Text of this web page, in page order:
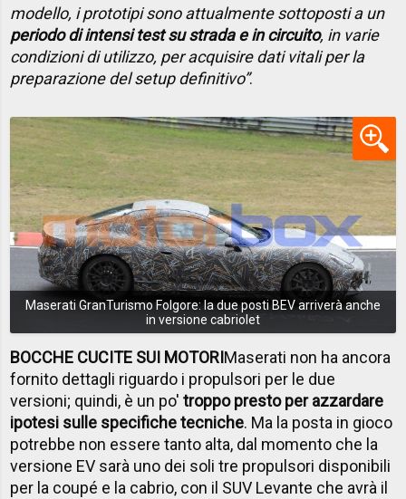
modello, i prototipi sono attualmente sottoposti a un
periodo di intensi test su strada e in circuito, in varie
condizioni di utilizzo, per acquisire dati vitali per la
preparazione del setup definitivo”.
Maserati GranTurismo Folgore: la due posti BEV arriverà anche
in versione cabriolet
BOCCHE CUCITE SUI MOTORIMaserati non ha ancora
fornito dettagli riguardo i propulsori per le due
versioni; quindi, è un po'troppo presto per azzardare
ipotesi sulle specifiche tecniche. Ma la posta in gioco
potrebbe non essere tanto alta, dal momento che la
versione EV sarà uno dei soli tre propulsori disponibili
per la coupé e la cabrio, con il SUV Levante che avrà il